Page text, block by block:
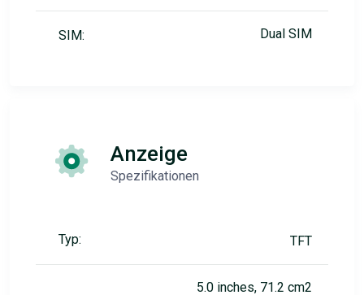
SIM: Dual SIM
Anzeige
Spezifikationen
Typ: TFT
5.0 inches, 71.2 cm2